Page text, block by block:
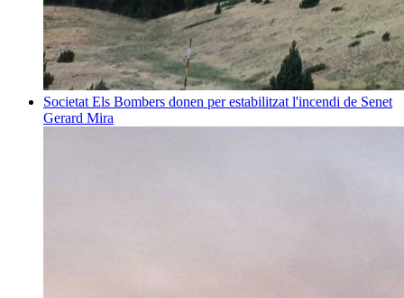
Societat Els Bombers donen per estabilitzat l'incendi de Senet
Gerard Mira